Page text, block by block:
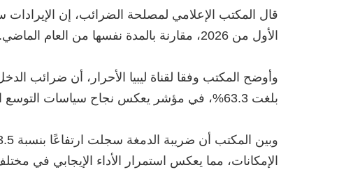
الأول من 2026، مقارنة بالمدة نفسها من العام الماضي.
‏وأوضح المكتب وفقا لقناة ليبيا الأحرار، أن ضرائب
بلغت 63.3%، في مؤشر يعكس نجاح سياسات التوسع الأفقي وضبط الأوعية الضريبية.
الإمكانات، مما يعكس استمرار الأداء الإيجابي في